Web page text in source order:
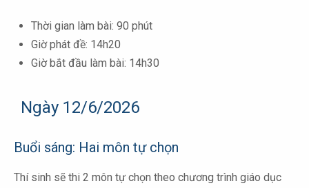
Thời gian làm bài: 90 phút
Giờ phát đề: 14h20
Giờ bắt đầu làm bài: 14h30
Ngày 12/6/2026
Buổi sáng: Hai môn tự chọn
Thí sinh sẽ thi 2 môn tự chọn theo chương trình giáo dục